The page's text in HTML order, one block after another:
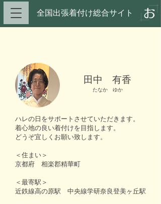
全国出張着付け総合サイト​
田中 有香
たなか ゆか
ハレの日をサポートさせていただきます。
着心地の良い着付けを目指します。
どうぞ宜しくお願い致します。
＜住まい＞
京都府 相楽郡精華町
＜最寄駅＞
近鉄線高の原駅 中央線学研奈良登美ヶ丘駅